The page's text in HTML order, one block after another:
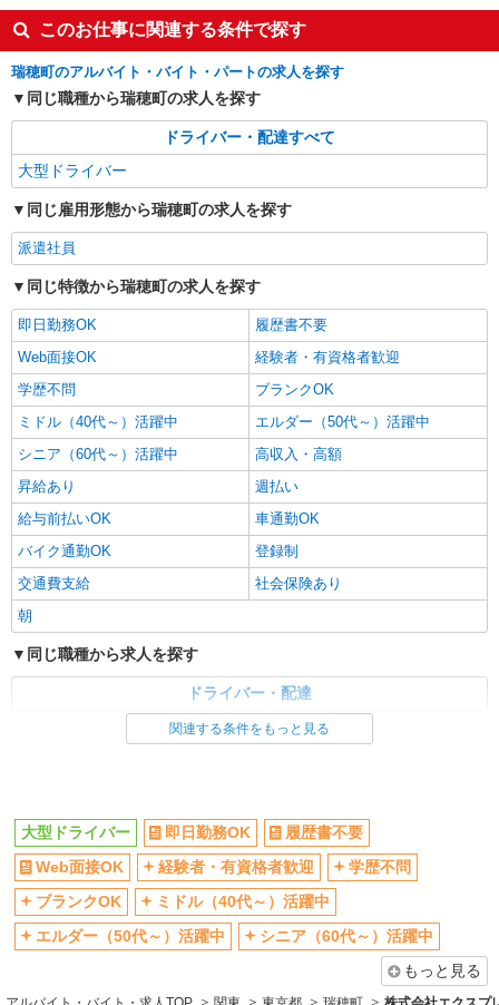
掲載期間終了
このお仕事に関連する条件で探す
瑞穂町のアルバイト・バイト・パートの求人を探す
同じ職種から瑞穂町の求人を探す
ドライバー・配達すべて
大型ドライバー
同じ雇用形態から瑞穂町の求人を探す
派遣社員
同じ特徴から瑞穂町の求人を探す
即日勤務OK
履歴書不要
Web面接OK
経験者・有資格者歓迎
学歴不問
ブランクOK
ミドル（40代～）活躍中
エルダー（50代～）活躍中
シニア（60代～）活躍中
高収入・高額
昇給あり
週払い
給与前払いOK
車通勤OK
バイク通勤OK
登録制
交通費支給
社会保険あり
朝
同じ職種から求人を探す
ドライバー・配達
同じ特徴から求人を探す関連する条件をもっと見る
大型ドライバー 即日勤務OK
履歴書不要
Web面接OK
経験者・有資格者歓迎
学歴不問
ブランクOK
ミドル（40代～）活躍中
エルダー（50代～）活躍中
シニア（60代～）活躍中
もっと見る